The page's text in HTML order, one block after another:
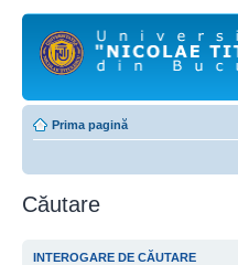
Prima pagină
Căutare
INTEROGARE DE CĂUTARE